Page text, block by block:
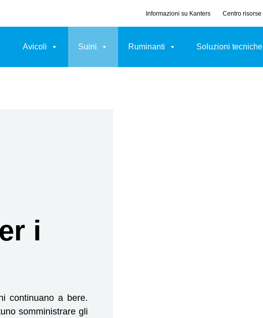
Informazioni su Kanters Centro risorse
Avicoli Suini Ruminanti Soluzioni tecniche
i
continuano a bere.
somministrare gli